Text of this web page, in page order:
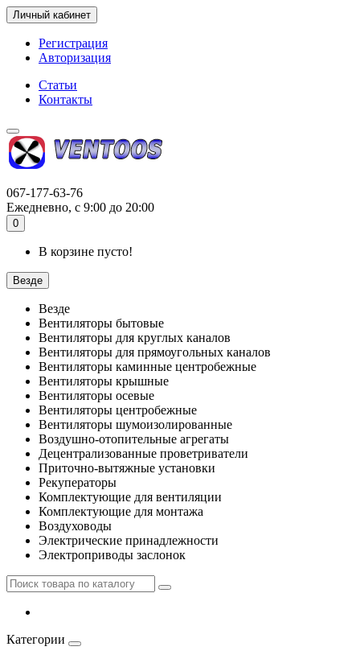
Личный кабинет
Регистрация
Авторизация
Статьи
Контакты
067-177-63-76
Ежедневно, с 9:00 до 20:00
0
В корзине пусто!
Везде
Везде
Вентиляторы бытовые
Вентиляторы для круглых каналов
Вентиляторы для прямоугольных каналов
Вентиляторы каминные центробежные
Вентиляторы крышные
Вентиляторы осевые
Вентиляторы центробежные
Вентиляторы шумоизолированные
Воздушно-отопительные агрегаты
Децентрализованные проветриватели
Приточно-вытяжные установки
Рекуператоры
Комплектующие для вентиляции
Комплектующие для монтажа
Воздуховоды
Электрические принадлежности
Электроприводы заслонок
Категории